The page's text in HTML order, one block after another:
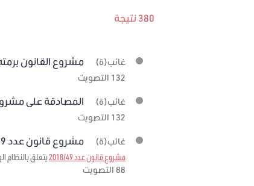
380 نتيجة
غائب(ة) مشروع القانون
132 التصويت
غائب(ة) المصادقة على مشروع قانون
132 التصويت
غائب(ة) مشروع قانون عدد 2018/49 برمته
مشروع قانون عدد 2018/49
يتعلق بالنظام
88 التصويت